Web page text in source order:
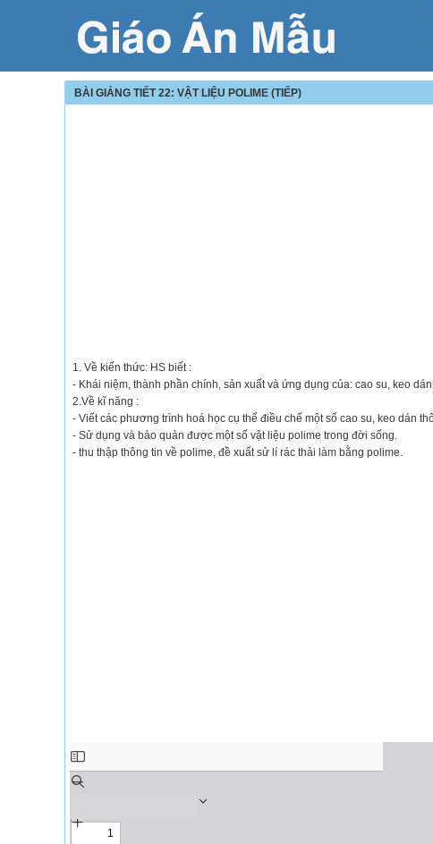
BÀI GIẢNG TIẾT 22: VẬT LIỆU POLIME (TIẾP)
1. Về kiến thức: HS biết :
- Khái niệm, thành phần chính, sản xuất và ứng dụng của: cao su, keo
2.Về kĩ năng :
- Viết các phương trình hoá học cụ thể điều chế một số cao su, keo dán
- Sử dụng và bảo quản được một số vật liệu polime trong đời sống.
- thu thập thông tin về polime, đề xuất sử lí rác thải làm bằng polime.